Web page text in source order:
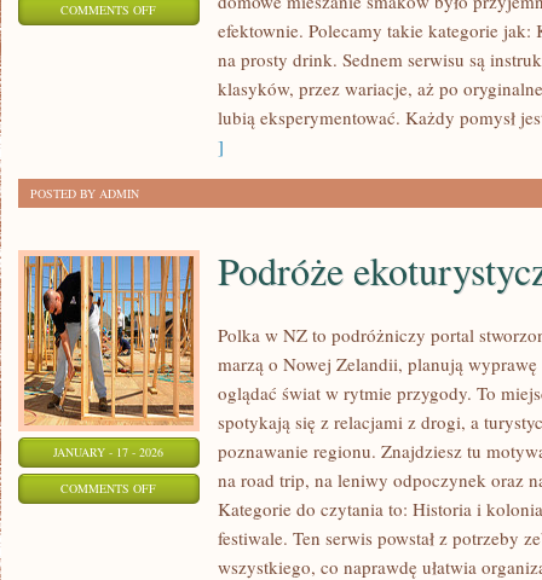
COMMENTS OFFON
EKSPERYMENTY
ALKOHOLOWE
efektownie. Polecamy takie kategorie
na prosty drink. Sednem serwisu są
klasyków, przez wariacje, aż po
lubią eksperymentować. Każdy pomysł
]
POSTED BY ADMIN
JANUARY - 17 - 2026
COMMENTS OFFON
EKOTURYSTYCZNE
Podróże
Polka w NZ to podróżniczy portal
marzą o Nowej Zelandii, planują
oglądać świat w rytmie przygody. To
spotykają się z relacjami z drogi, a
poznawanie regionu. Znajdziesz tu
na road trip, na leniwy odpoczynek oraz
Kategorie do czytania to: Historia i
festiwale. Ten serwis powstał z potrzeby
wszystkiego, co naprawdę ułatwia